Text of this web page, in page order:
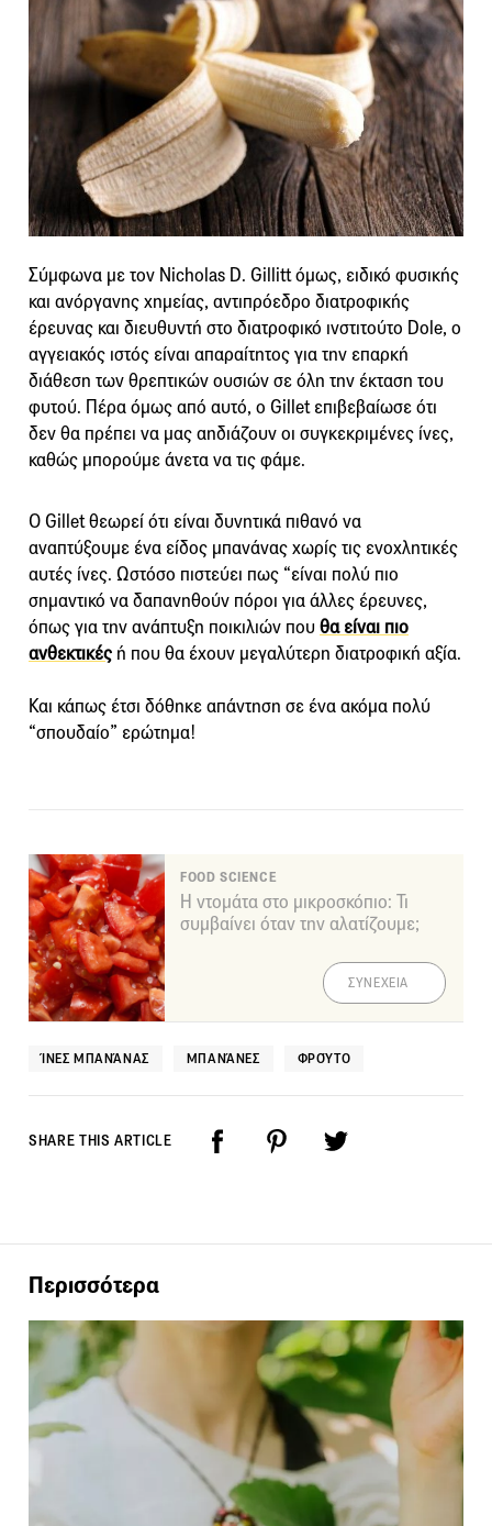
Σύμφωνα με τον Nicholas D. Gillitt όμως, ειδικό φυσικής
και ανόργανης χημείας, αντιπρόεδρο διατροφικής
έρευνας και διευθυντή στο διατροφικό ινστιτούτο Dole, ο
αγγειακός ιστός είναι απαραίτητος για την επαρκή
διάθεση των θρεπτικών ουσιών σε όλη την έκταση του
φυτού. Πέρα όμως από αυτό, ο Gillet επιβεβαίωσε ότι
δεν θα πρέπει να μας αηδιάζουν οι συγκεκριμένες ίνες,
καθώς μπορούμε άνετα να τις φάμε.
Ο Gillet θεωρεί ότι είναι δυνητικά πιθανό να
αναπτύξουμε ένα είδος μπανάνας χωρίς τις ενοχλητικές
αυτές ίνες. Ωστόσο πιστεύει πως “είναι πολύ πιο
σημαντικό να δαπανηθούν πόροι για άλλες έρευνες,
όπως για την ανάπτυξη ποικιλιών που θα είναι πιο
ανθεκτικές ή που θα έχουν μεγαλύτερη διατροφική αξία.
Και κάπως έτσι δόθηκε απάντηση σε ένα ακόμα πολύ
“σπουδαίο” ερώτημα!
FOOD SCIENCE
Η ντομάτα στο μικροσκόπιο: Τι
συμβαίνει όταν την αλατίζουμε;
ΣΥΝΕΧΕΙΑ
ΊΝΕΣ ΜΠΑΝΆΝΑΣ ΜΠΑΝΆΝΕΣ ΦΡΟΎΤΟ
SHARE THIS ARTICLE
Περισσότερα